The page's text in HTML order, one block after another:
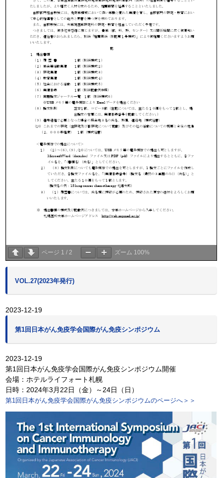
ページ 1 /2 ズーム 100%
VOL.27(2023年発行)
2023-12-19
第1回日本がん免疫学会国際がん免疫シンポジウム
2023-12-19
第1回日本がん免疫学会国際がん免疫シンポジウム開催
会場：ホテルライフォート札幌
日時：2024年3月22日（金）～24日（日）
第1回日本がん免疫学会国際がん免疫シンポジウムのページへ＞＞